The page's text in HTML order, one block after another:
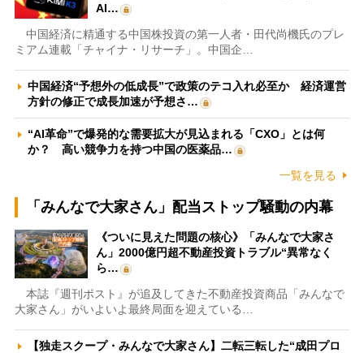
AI…
中国経済に精通する中国株投資の第一人者・田代尚機氏のプレ
ミアム連載「チャイナ・リサーチ」。中国企…
中国経済“予想外の低成長”で政策のテコ入れ必至か 経済運営
方針の修正で成長加速が予想さ…
“AI革命”で爆発的な需要拡大が見込まれる「CXO」とは何
か？ 高い競争力を持つ中国の医薬品…
一覧を見る
「みんなで大家さん」配当ストップ騒動の内幕
《ついに見えた問題の核心》「みんなで大家さ
ん」2000億円超不動産投資トラブル“異常なく
ら…
本誌『週刊ポスト』が追及してきた不動産投資商品「みんなで
大家さん」がいよいよ最終局面を迎えている…
【独走スクープ・みんなで大家さん】二転三転した“成田プロ